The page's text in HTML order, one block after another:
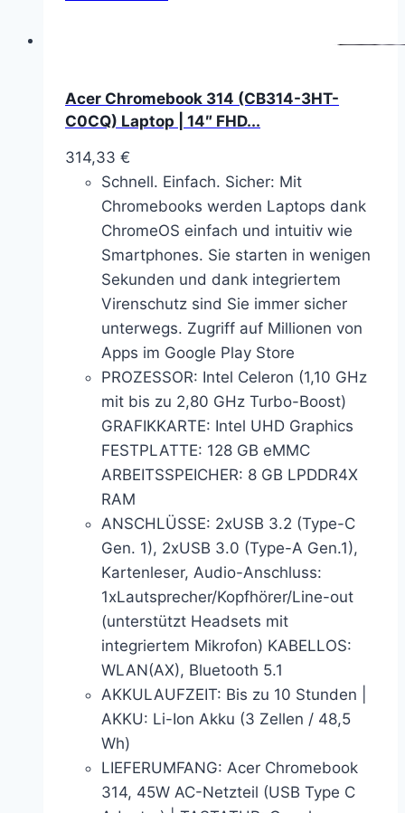
Acer Chromebook 314 (CB314-3HT-
C0CQ) Laptop | 14″ FHD...
314,33 €
Schnell. Einfach. Sicher: Mit
Chromebooks werden Laptops dank
ChromeOS einfach und intuitiv wie
Smartphones. Sie starten in wenigen
Sekunden und dank integriertem
Virenschutz sind Sie immer sicher
unterwegs. Zugriff auf Millionen von
Apps im Google Play Store
PROZESSOR: Intel Celeron (1,10 GHz
mit bis zu 2,80 GHz Turbo-Boost)
GRAFIKKARTE: Intel UHD Graphics
FESTPLATTE: 128 GB eMMC
ARBEITSSPEICHER: 8 GB LPDDR4X
RAM
ANSCHLÜSSE: 2xUSB 3.2 (Type-C
Gen. 1), 2xUSB 3.0 (Type-A Gen.1),
Kartenleser, Audio-Anschluss:
1xLautsprecher/Kopfhörer/Line-out
(unterstützt Headsets mit
integriertem Mikrofon) KABELLOS:
WLAN(AX), Bluetooth 5.1
AKKULAUFZEIT: Bis zu 10 Stunden |
AKKU: Li-Ion Akku (3 Zellen / 48,5
Wh)
LIEFERUMFANG: Acer Chromebook
314, 45W AC-Netzteil (USB Type C